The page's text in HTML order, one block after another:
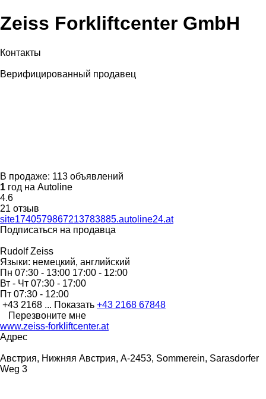
Zeiss Forkliftcenter GmbH
Контакты
Верифицированный продавец
В продаже: 113 объявлений
1 год на Autoline
4.6
21 отзыв
site1740579867213783885.autoline24.at
Подписаться на продавца
Rudolf Zeiss
Языки: немецкий, английский
Пн 07:30 - 13:00 17:00 - 12:00
Вт - Чт 07:30 - 17:00
Пт 07:30 - 12:00
+43 2168 ... Показать +43 2168 67848
Перезвоните мне
www.zeiss-forkliftcenter.at
Адрес
Австрия, Нижняя Австрия, A-2453, Sommerein, Sarasdorfer
Weg 3